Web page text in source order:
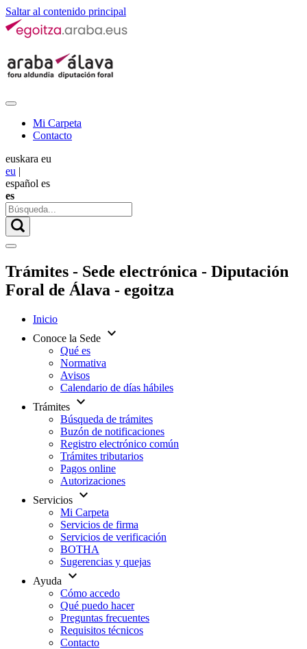
Saltar al contenido principal
Mi Carpeta
Contacto
euskara eu
eu |
español es
es
Trámites - Sede electrónica - Diputación
Foral de Álava - egoitza
Inicio
Conoce la Sede expand_more
Qué es
Normativa
Avisos
Calendario de días hábiles
Trámites expand_more
Búsqueda de trámites
Buzón de notificaciones
Registro electrónico común
Trámites tributarios
Pagos online
Autorizaciones
Servicios expand_more
Mi Carpeta
Servicios de firma
Servicios de verificación
BOTHA
Sugerencias y quejas
Ayuda
expand_more
Cómo accedo
Qué puedo hacer
Preguntas frecuentes
Requisitos técnicos
Contacto